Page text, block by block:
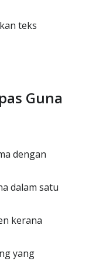
teks
Guna
dengan
dalam satu
kerana
yang